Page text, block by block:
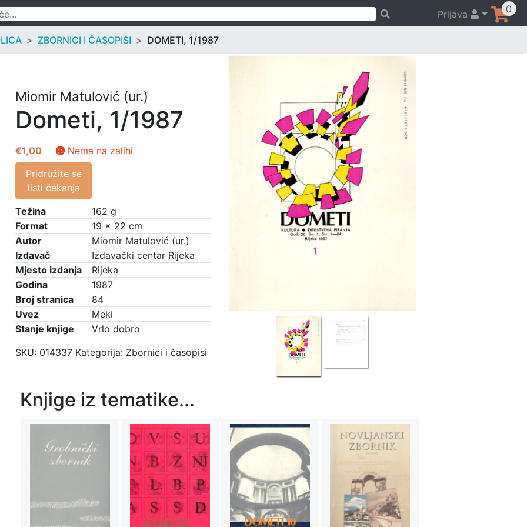
Prijava 0
ZBORNICI I ČASOPISI DOMETI, 1/1987
Miomir Matulović (ur.)
Dometi, 1/1987
€1,00
Nema na zalihi
Pridružite se
listi čekanja
Težina
162 g
Format
19 × 22 cm
Autor
Miomir Matulović (ur.)
Izdavač
Izdavački centar Rijeka
Mjesto izdanja
Rijeka
Godina
1987
Broj stranica
84
Uvez
Meki
Stanje knjige
Vrlo dobro
SKU: 014337 Kategorija: Zbornici i časopisi
Previous
Knjige iz tematike...